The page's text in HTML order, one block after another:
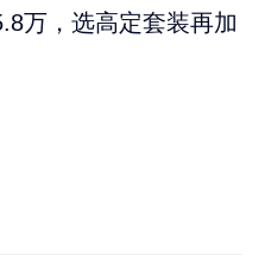
万，选高定套装再加